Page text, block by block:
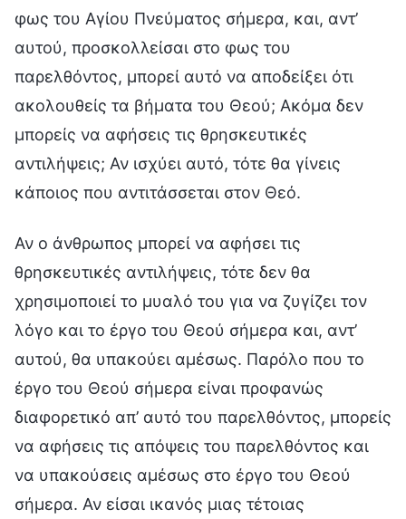
φως του Αγίου Πνεύματος σήμερα, και, αντ’
αυτού, προσκολλείσαι στο φως του
παρελθόντος, μπορεί αυτό να αποδείξει ότι
ακολουθείς τα βήματα του Θεού; Ακόμα δεν
μπορείς να αφήσεις τις θρησκευτικές
αντιλήψεις; Αν ισχύει αυτό, τότε θα γίνεις
κάποιος που αντιτάσσεται στον Θεό.
Αν ο άνθρωπος μπορεί να αφήσει τις
θρησκευτικές αντιλήψεις, τότε δεν θα
χρησιμοποιεί το μυαλό του για να ζυγίζει τον
λόγο και το έργο του Θεού σήμερα και, αντ’
αυτού, θα υπακούει αμέσως. Παρόλο που το
έργο του Θεού σήμερα είναι προφανώς
διαφορετικό απ’ αυτό του παρελθόντος, μπορείς
να αφήσεις τις απόψεις του παρελθόντος και
να υπακούσεις αμέσως στο έργο του Θεού
σήμερα. Αν είσαι ικανός μιας τέτοιας